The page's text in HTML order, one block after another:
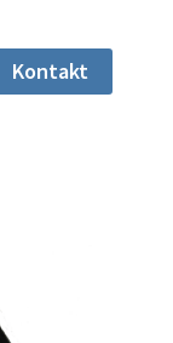
Kontakt